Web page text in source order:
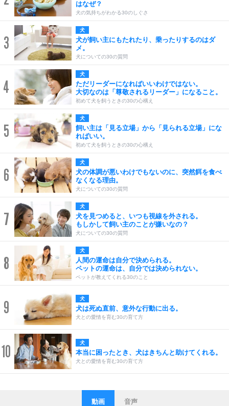
はなぜ？
犬の気持ちがわかる30のしぐさ
3
犬
犬が飼い主にもたれたり、乗ったりするのはダ
メ。
犬についての30の質問
4
犬
ただリーダーになればいいわけではない。
大切なのは「尊敬されるリーダー」になること。
初めて犬を飼うときの30の心構え
5
犬
飼い主は「見る立場」から「見られる立場」にな
ればいい。
初めて犬を飼うときの30の心構え
6
犬
犬の体調が悪いわけでもないのに、突然餌を食べ
なくなる理由。
犬についての30の質問
7
犬
犬を見つめると、いつも視線を外される。
もしかして飼い主のことが嫌いなの？
犬についての30の質問
8
犬
人間の運命は自分で決められる。
ペットの運命は、自分では決められない。
ペットが教えてくれる30のこと
9 犬
犬は死ぬ直前、意外な行動に出る。
犬との愛情を育む30の育て方
10 犬
本当に困ったとき、犬はきちんと助けてくれる。
犬との愛情を育む30の育て方
ストレス対策
動画 音声